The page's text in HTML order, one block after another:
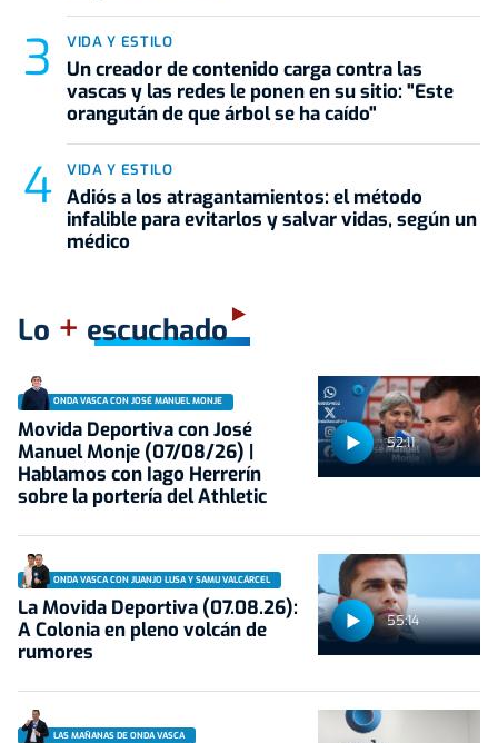
VIDA Y ESTILO
Un creador de contenido carga contra las
vascas y las redes le ponen en su sitio: "Este
orangután de que árbol se ha caído"
VIDA Y ESTILO
Adiós a los atragantamientos: el método
infalible para evitarlos y salvar vidas, según un
médico
Lo + escuchado
52:11
ONDA VASCA CON JOSÉ MANUEL MONJE
Movida Deportiva con José
Manuel Monje (07/08/26) |
Hablamos con Iago Herrerín
sobre la portería del Athletic
55:14
ONDA VASCA CON JUANJO LUSA Y SAMU VALCÁRCEL
La Movida Deportiva (07.08.26):
A Colonia en pleno volcán de
rumores
LAS MAÑANAS DE ONDA VASCA